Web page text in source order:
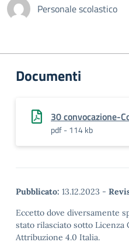
Personale scolastico
Documenti
30 convocazione-
pdf - 114 kb
Pubblicato: 13.12.2023 -
Eccetto dove diversamente
stato rilasciato sotto Licenza
Attribuzione 4.0 Italia.